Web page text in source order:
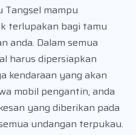
Tangsel mampu
terlupakan bagi tamu
anda. Dalam semua
harus dipersiapkan
kendaraan yang akan
mobil pengantin, anda
yang diberikan pada
undangan terpukau.